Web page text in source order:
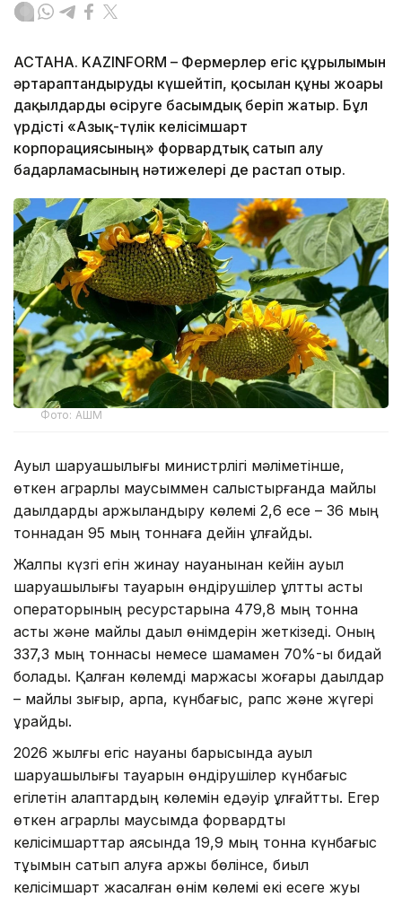
АСТАНА. KAZINFORM – Фермерлер егіс құрылымын
әртараптандыруды күшейтіп, қосылған құны жоғары
дақылдарды өсіруге басымдық беріп жатыр. Бұл
үрдісті «Азық-түлік келісімшарт
корпорациясының» форвардтық сатып алу
бағдарламасының нәтижелері де растап отыр.
Фото: АШМ
Ауыл шаруашылығы министрлігі мәліметінше,
өткен аграрлық маусыммен салыстырғанда майлы
дақылдарды қаржыландыру көлемі 2,6 есе – 36 мың
тоннадан 95 мың тоннаға дейін ұлғайды.
Жалпы күзгі егін жинау науқанынан кейін ауыл
шаруашылығы тауарын өндірушілер ұлттық астық
операторының ресурстарына 479,8 мың тонна
астық және майлы дақыл өнімдерін жеткізеді. Оның
337,3 мың тоннасы немесе шамамен 70%-ы бидай
болады. Қалған көлемді маржасы жоғары дақылдар
– майлы зығыр, арпа, күнбағыс, рапс және жүгері
құрайды.
2026 жылғы егіс науқаны барысында ауыл
шаруашылығы тауарын өндірушілер күнбағыс
егілетін алқаптардың көлемін едәуір ұлғайтты. Егер
өткен аграрлық маусымда форвардтық
келісімшарттар аясында 19,9 мың тонна күнбағыс
тұқымын сатып алуға қаржы бөлінсе, биыл
келісімшарт жасалған өнім көлемі екі есеге жуық